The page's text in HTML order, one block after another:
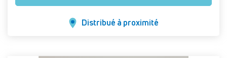
Distribué à proximité